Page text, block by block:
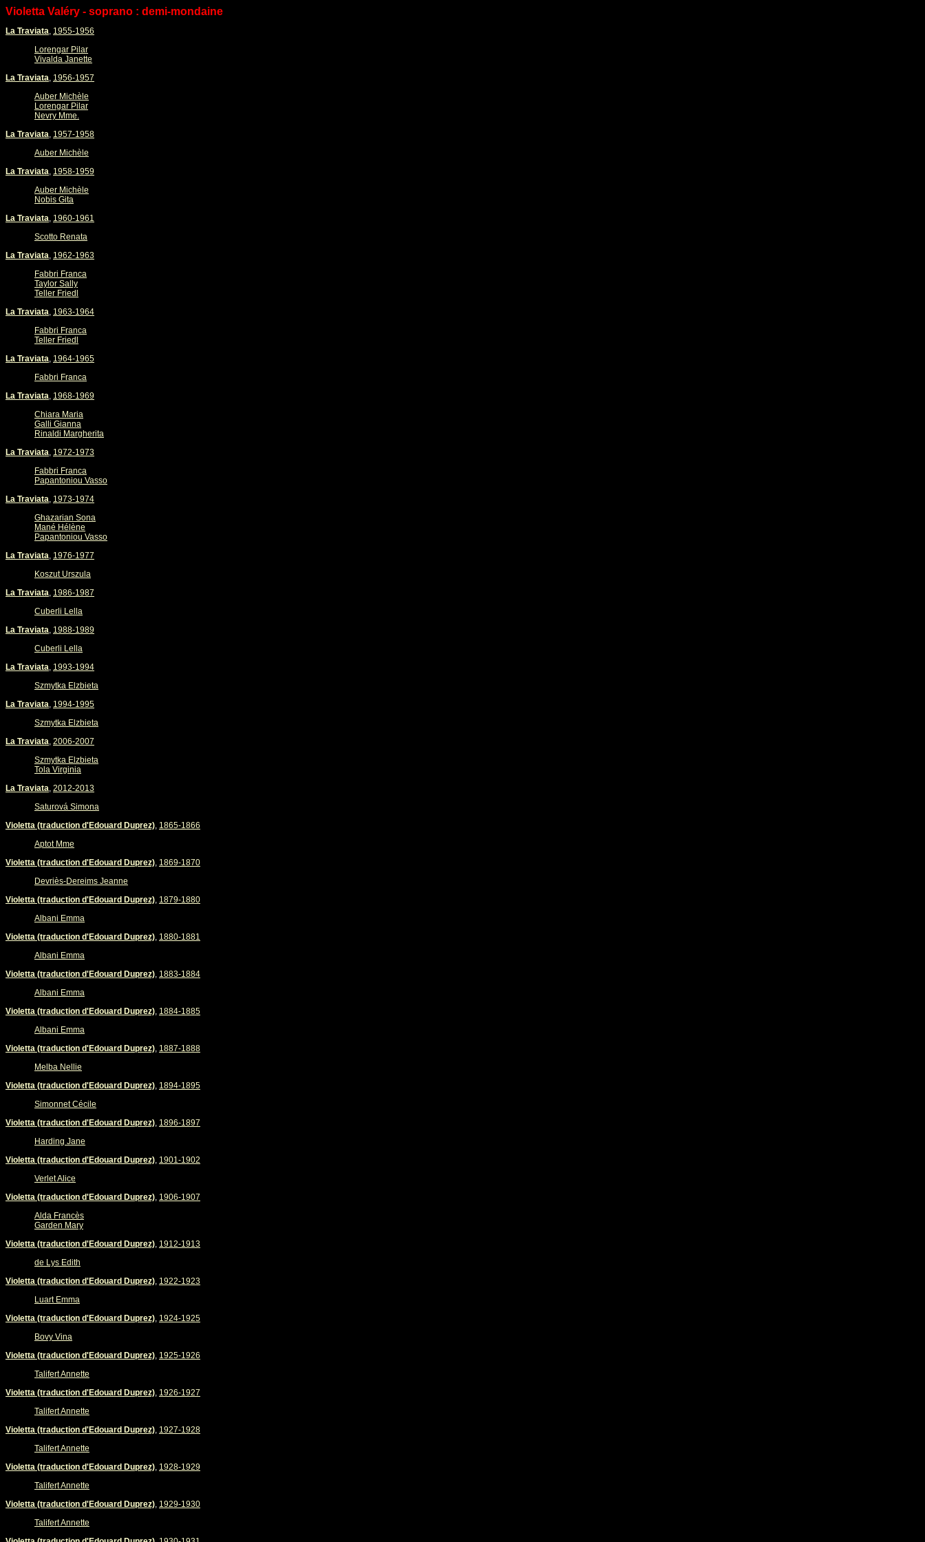
Violetta Valéry - soprano : demi-mondaine
La Traviata, 1955-1956
Lorengar Pilar
Vivalda Janette
La Traviata, 1956-1957
Auber Michèle
Lorengar Pilar
Nevry Mme.
La Traviata, 1957-1958
Auber Michèle
La Traviata, 1958-1959
Auber Michèle
Nobis Gita
La Traviata, 1960-1961
Scotto Renata
La Traviata, 1962-1963
Fabbri Franca
Taylor Sally
Teller Friedl
La Traviata, 1963-1964
Fabbri Franca
Teller Friedl
La Traviata, 1964-1965
Fabbri Franca
La Traviata, 1968-1969
Chiara Maria
Galli Gianna
Rinaldi Margherita
La Traviata, 1972-1973
Fabbri Franca
Papantoniou Vasso
La Traviata, 1973-1974
Ghazarian Sona
Mané Hélène
Papantoniou Vasso
La Traviata, 1976-1977
Koszut Urszula
La Traviata, 1986-1987
Cuberli Lella
La Traviata, 1988-1989
Cuberli Lella
La Traviata, 1993-1994
Szmytka Elzbieta
La Traviata, 1994-1995
Szmytka Elzbieta
La Traviata, 2006-2007
Szmytka Elzbieta
Tola Virginia
La Traviata, 2012-2013
Saturová Simona
Violetta (traduction d'Edouard Duprez), 1865-1866
Aptot Mme
Violetta (traduction d'Edouard Duprez), 1869-1870
Devriès-Dereims Jeanne
Violetta (traduction d'Edouard Duprez), 1879-1880
Albani Emma
Violetta (traduction d'Edouard Duprez), 1880-1881
Albani Emma
Violetta (traduction d'Edouard Duprez), 1883-1884
Albani Emma
Violetta (traduction d'Edouard Duprez), 1884-1885
Albani Emma
Violetta (traduction d'Edouard Duprez), 1887-1888
Melba Nellie
Violetta (traduction d'Edouard Duprez), 1894-1895
Simonnet Cécile
Violetta (traduction d'Edouard Duprez), 1896-1897
Harding Jane
Violetta (traduction d'Edouard Duprez), 1901-1902
Verlet Alice
Violetta (traduction d'Edouard Duprez), 1906-1907
Alda Francès
Garden Mary
Violetta (traduction d'Edouard Duprez), 1912-1913
de Lys Edith
Violetta (traduction d'Edouard Duprez), 1922-1923
Luart Emma
Violetta (traduction d'Edouard Duprez), 1924-1925
Bovy Vina
Violetta (traduction d'Edouard Duprez), 1925-1926
Talifert Annette
Violetta (traduction d'Edouard Duprez), 1926-1927
Talifert Annette
Violetta (traduction d'Edouard Duprez), 1927-1928
Talifert Annette
Violetta (traduction d'Edouard Duprez), 1928-1929
Talifert Annette
Violetta (traduction d'Edouard Duprez), 1929-1930
Talifert Annette